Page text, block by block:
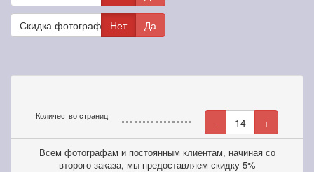
Скидка фотографамНет Да
Количество страниц - 14 +
Всем фотографам и постоянным клиентам, начиная со
второго заказа, мы предоставляем скидку 5%